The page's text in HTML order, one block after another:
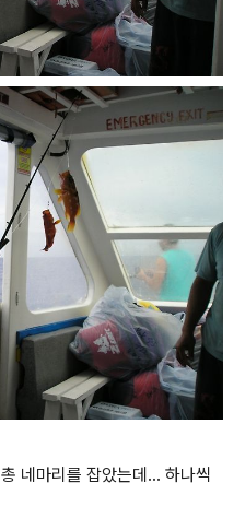
네마리를 잡았는데... 하나씩